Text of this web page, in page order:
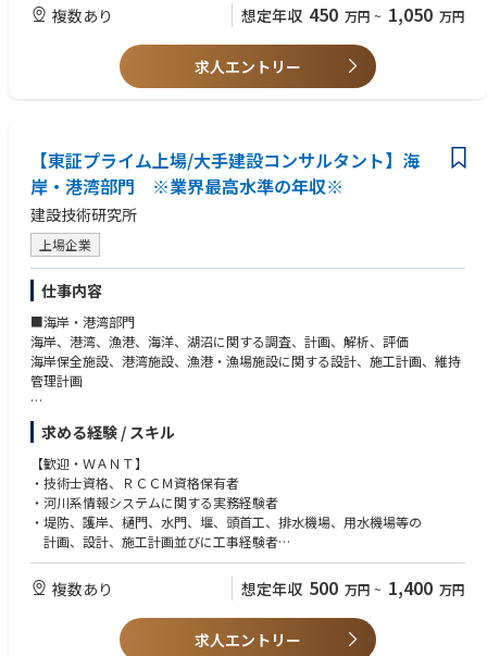
複数あり 想定年収 450 万円 ~ 1,050 万円
求人エントリー
【東証プライム上場/大手建設コンサルタント】海
岸・港湾部門 ※業界最高水準の年収※
建設技術研究所
上場企業
仕事内容
■海岸・港湾部門
海岸、港湾、漁港、海洋、湖沼に関する調査、計画、解析、評価
海岸保全施設、港湾施設、漁港・漁場施設に関する設計、施工計画、維持
管理計画
＜クライアント＞
・ 国（国土交通省、環境省、総務省、農林水産省など）
・ 地方公共団体
・ 独立行政法人、財団、社団
・ 民間企業（首都高速道路、JR東日本、東京ガスなど）
求める経験 / スキル
【歓迎・ＷＡＮＴ】
・技術士資格、ＲＣＣＭ資格保有者
・河川系情報システムに関する実務経験者
・堤防、護岸、樋門、水門、堰、頭首工、排水機場、用水機場等の
計画、設計、施工計画並びに工事経験者
・ゲート、ポンプ等機電設備、建屋の計画・設計経験者
・学校又は企業で、海岸・港湾・漁港に関する企画・調査・設計に携わっ
た経験のある方
複数あり 想定年収 500 万円 ~ 1,400 万円
求人エントリー